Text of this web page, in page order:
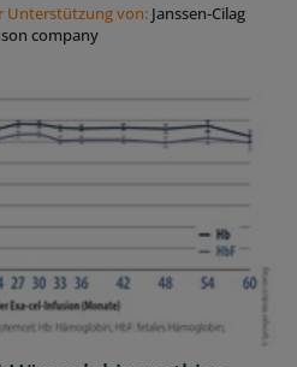
Unterstützung von: Janssen-Cilag
company